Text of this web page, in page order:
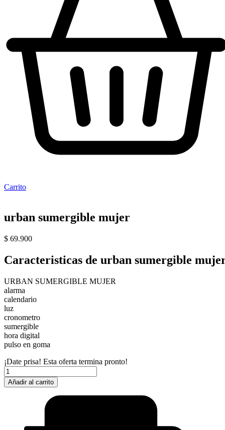
Carrito
urban sumergible mujer
$ 69.900
Caracteristicas de urban sumergible
URBAN SUMERGIBLE MUJER
alarma
calendario
luz
cronometro
sumergible
hora digital
pulso en goma
¡Date prisa! Esta oferta termina pronto!
urban
sumergible
mujer
Añadir al carrito